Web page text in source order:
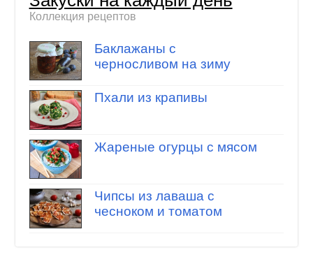
Коллекция рецептов
Баклажаны с
черносливом на зиму
Пхали из крапивы
Жареные огурцы с мясом
Чипсы из лаваша с
чесноком и томатом